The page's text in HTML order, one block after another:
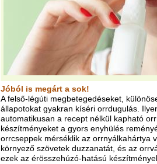
Jóból is megárt a sok!
A felső-légúti megbetegedéseket,
állapotokat gyakran kíséri orrdugulás.
automatikusan a recept nélkül kapható
készítményeket a gyors enyhülés
orrcseppek mérséklik az orrnyálkahártya
környező szövetek duzzanatát, és az
ezek az érösszehúzó-hatású